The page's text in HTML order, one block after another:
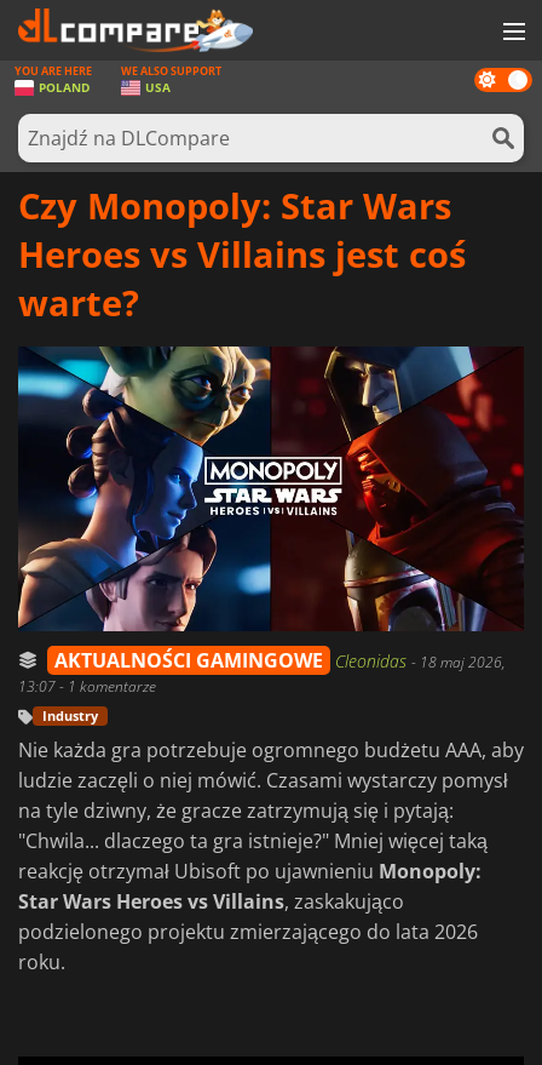
GRY
KARTY DO GIER
OPROGRAMOWANIE
REWARDS
ZALOGUJ SIĘ LUB ZAREJESTRUJ
Dark
mode
YOU ARE HERE
POLAND
WE ALSO SUPPORT
USA
Czy Monopoly: Star Wars
Heroes vs Villains jest coś
warte?
AKTUALNOŚCI GAMINGOWE Cleonidas - 18 maj 2026,
13:07- 1 komentarze
Industry
Nie każda gra potrzebuje ogromnego budżetu AAA, aby
ludzie zaczęli o niej mówić. Czasami wystarczy pomysł
na tyle dziwny, że gracze zatrzymują się i pytają:
"Chwila... dlaczego ta gra istnieje?" Mniej więcej taką
reakcję otrzymał Ubisoft po ujawnieniu Monopoly:
Star Wars Heroes vs Villains, zaskakująco
podzielonego projektu zmierzającego do lata 2026
roku.